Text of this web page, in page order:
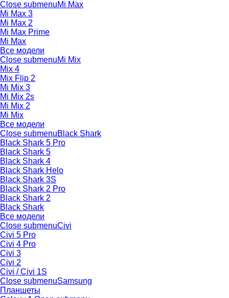
Close submenuMi Max
Mi Max 3
Mi Max 2
Mi Max Prime
Mi Max
Все модели
Close submenuMi Mix
Mix 4
Mix Flip 2
Mi Mix 3
Mi Mix 2s
Mi Mix 2
Mi Mix
Все модели
Close submenuBlack Shark
Black Shark 5 Pro
Black Shark 5
Black Shark 4
Black Shark Helo
Black Shark 3S
Black Shark 2 Pro
Black Shark 2
Black Shark
Все модели
Close submenuCivi
Civi 5 Pro
Civi 4 Pro
Civi 3
Civi 2
Civi / Civi 1S
Close submenuSamsung
Планшеты